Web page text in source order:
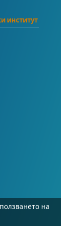
институт
на